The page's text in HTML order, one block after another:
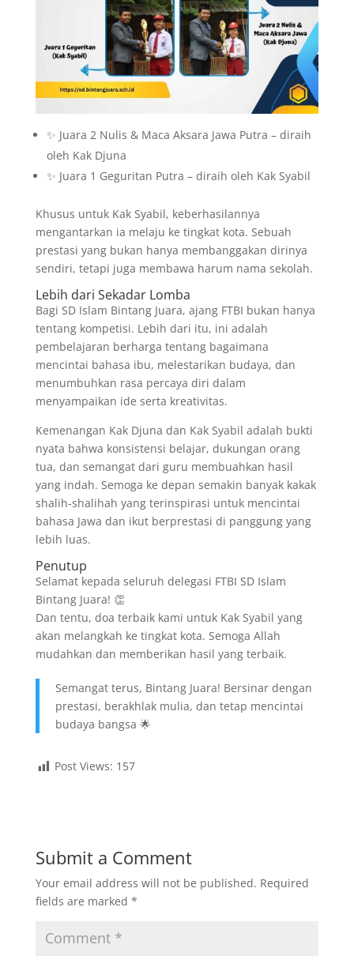
✨ Juara 2 Nulis & Maca Aksara Jawa Putra – diraih
oleh Kak Djuna
✨ Juara 1 Geguritan Putra – diraih oleh Kak Syabil
Khusus untuk Kak Syabil, keberhasilannya
mengantarkan ia melaju ke tingkat kota. Sebuah
prestasi yang bukan hanya membanggakan dirinya
sendiri, tetapi juga membawa harum nama sekolah.
Lebih dari Sekadar Lomba
Bagi SD Islam Bintang Juara, ajang FTBI bukan hanya
tentang kompetisi. Lebih dari itu, ini adalah
pembelajaran berharga tentang bagaimana
mencintai bahasa ibu, melestarikan budaya, dan
menumbuhkan rasa percaya diri dalam
menyampaikan ide serta kreativitas.
Kemenangan Kak Djuna dan Kak Syabil adalah bukti
nyata bahwa konsistensi belajar, dukungan orang
tua, dan semangat dari guru membuahkan hasil
yang indah. Semoga ke depan semakin banyak kakak
shalih-shalihah yang terinspirasi untuk mencintai
bahasa Jawa dan ikut berprestasi di panggung yang
lebih luas.
Penutup
Selamat kepada seluruh delegasi FTBI SD Islam
Bintang Juara! 👏
Dan tentu, doa terbaik kami untuk Kak Syabil yang
akan melangkah ke tingkat kota. Semoga Allah
mudahkan dan memberikan hasil yang terbaik.
Semangat terus, Bintang Juara! Bersinar dengan
prestasi, berakhlak mulia, dan tetap mencintai
budaya bangsa 🌟
Post Views: 157
Submit a Comment
Your email address will not be published. Required
fields are marked *